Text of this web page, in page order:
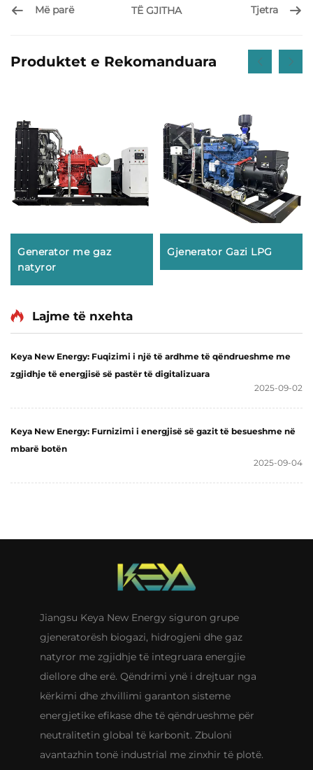
Më parë TË GJITHA Tjetra
Produktet e Rekomanduara
Generator me gaz
natyror
Gjenerator Gazi LPG
Lajme të nxehta
Keya New Energy: Fuqizimi i një të ardhme të qëndrueshme me
zgjidhje të energjisë së pastër të digitalizuara
2025-09-02
Keya New Energy: Furnizimi i energjisë së gazit të besueshme në
mbarë botën
2025-09-04
Jiangsu Keya New Energy siguron grupe
gjeneratorësh biogazi, hidrogjeni dhe gaz
natyror me zgjidhje të integruara energjie
diellore dhe erë. Qëndrimi ynë i drejtuar nga
kërkimi dhe zhvillimi garanton sisteme
energjetike efikase dhe të qëndrueshme për
neutralitetin global të karbonit. Zbuloni
avantazhin tonë industrial me zinxhir të plotë.